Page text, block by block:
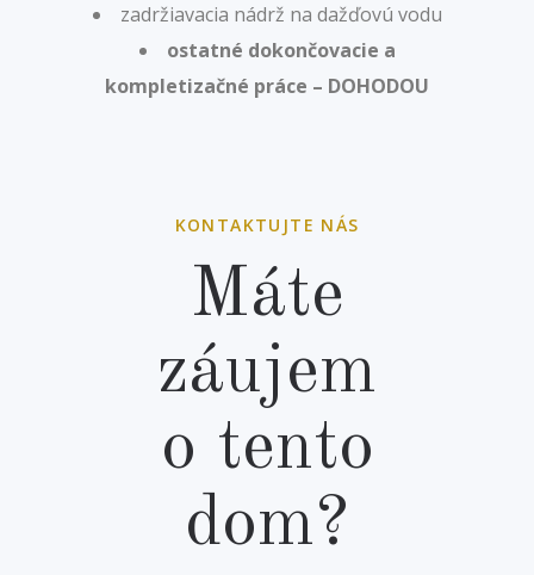
zadržiavacia nádrž na dažďovú vodu
ostatné dokončovacie a
kompletizačné práce – DOHODOU
KONTAKTUJTE NÁS
Máte
záujem
o tento
dom?